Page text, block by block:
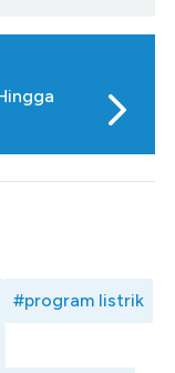
#program listrik